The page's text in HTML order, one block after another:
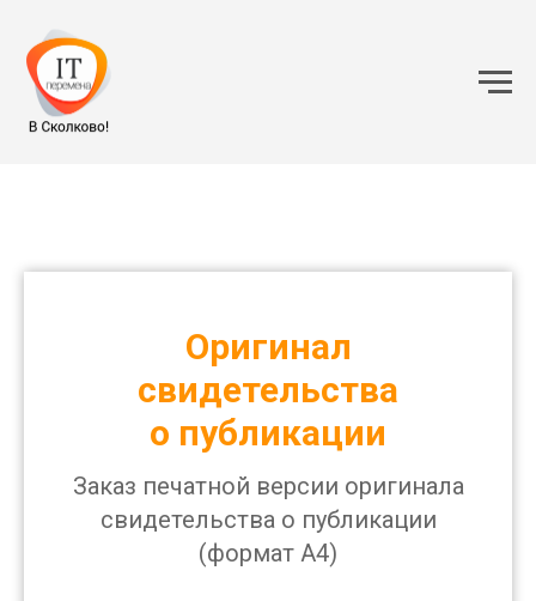
Оригинал
свидетельства
о публикации
Заказ печатной версии оригинала
свидетельства о публикации
(формат А4)